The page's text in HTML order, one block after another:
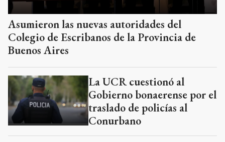
Asumieron las nuevas autoridades del
Colegio de Escribanos de la Provincia de
Buenos Aires
La UCR cuestionó al
Gobierno bonaerense por el
traslado de policías al
Conurbano